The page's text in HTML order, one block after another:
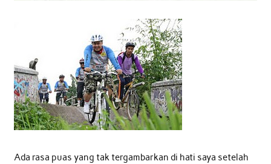
Ada rasa puas yang tak tergambarkan di hati saya setelah